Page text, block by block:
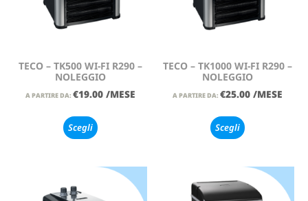
TECO – TK500 WI-FI R290 –
NOLEGGIO
A PARTIRE DA: €19.00 /MESE
Scegli
TECO – TK1000 WI-FI R290 –
NOLEGGIO
A PARTIRE DA: €25.00 /MESE
Scegli